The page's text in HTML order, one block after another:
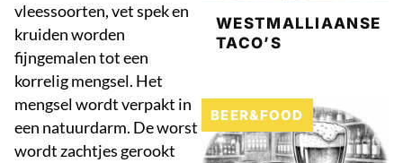
vleessoorten, vet spek en
kruiden worden
fijngemalen tot een
korrelig mengsel. Het
mengsel wordt verpakt in
een natuurdarm. De worst
wordt zachtjes gerookt
WESTMALLIAANSE
TACO’S
BEER&FOOD